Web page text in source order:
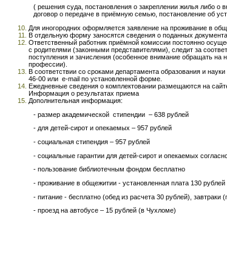
( решения суда, постановления о закреплении жилья либо о
договор о передаче в приёмную семью, постановление об
Для иногородних оформляется заявление на проживание в
В отдельную форму заносятся сведения о поданных
Ответственный работник приёмной комиссии постоянно
с родителями (законными представителями), следит за
поступления и зачисления (особенное внимание обращать на
профессии).
В соответствии со сроками департамента образования и
46-00 или e-mail по установленной форме.
Ежедневные сведения о комплектовании размещаются на
Информация о результатах приема
Дополнительная информация:
- размер академической стипендии – 638 рублей
- для детей-сирот и опекаемых – 957 рублей
- социальная стипендия – 957 рублей
- социальные гарантии для детей-сирот и опекаемых
- пользование библиотечным фондом бесплатно
- проживание в общежитии - установленная плата 130
- питание - бесплатно (обед из расчета 30 рублей), завтраки
- проезд на автобусе – 15 рублей (в Чухломе)